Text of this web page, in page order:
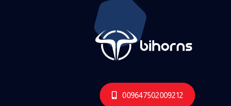
009647502009212